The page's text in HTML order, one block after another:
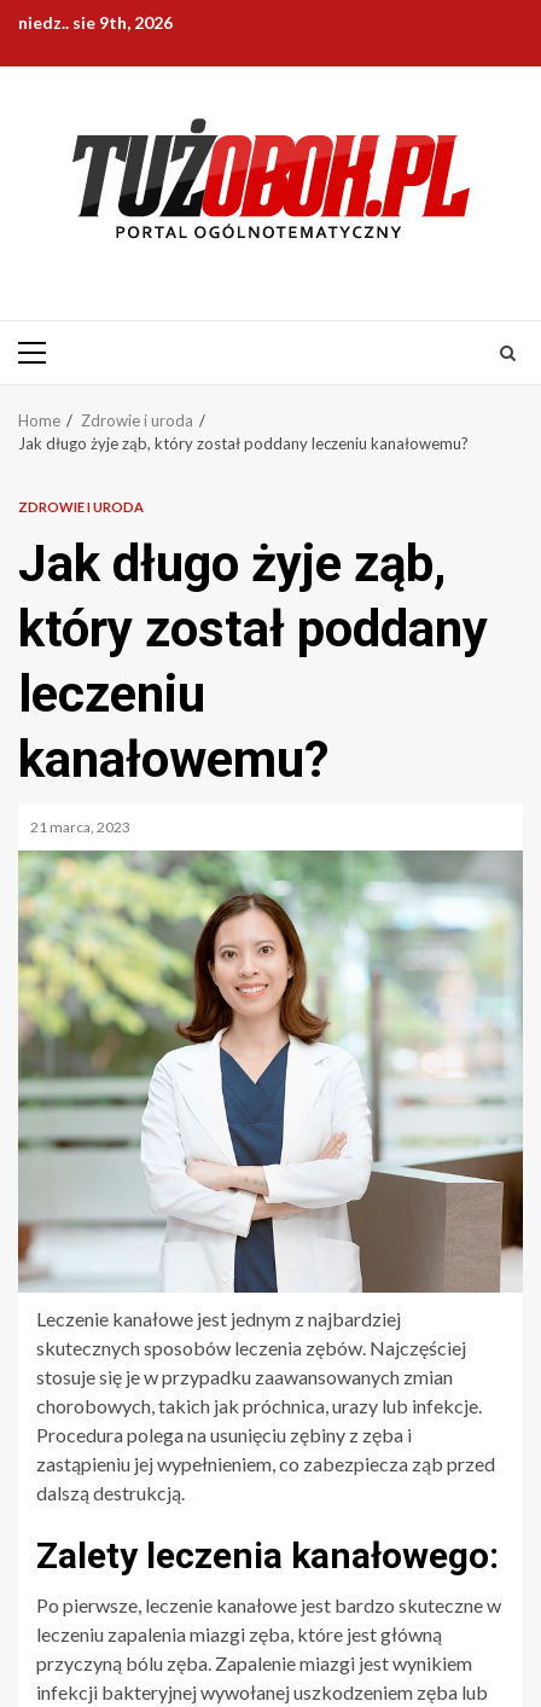
Skip
content
niedz.. sie 9th, 2026
Primary
Home
Zdrowie i uroda
Jak długo żyje ząb, który został poddany leczeniu kanałowemu?
ZDROWIE I URODA
Jak długo żyje ząb,
który został poddany
leczeniu
kanałowemu?
21 marca, 2023
Leczenie kanałowe jest jednym z najbardziej
skutecznych sposobów leczenia zębów. Najczęściej
stosuje się je w przypadku zaawansowanych zmian
chorobowych, takich jak próchnica, urazy lub infekcje.
Procedura polega na usunięciu zębiny z zęba i
zastąpieniu jej wypełnieniem, co zabezpiecza ząb przed
dalszą destrukcją.
Zalety leczenia kanałowego:
Po pierwsze, leczenie kanałowe jest bardzo skuteczne w
leczeniu zapalenia miazgi zęba, które jest główną
przyczyną bólu zęba. Zapalenie miazgi jest wynikiem
infekcji bakteryjnej wywołanej uszkodzeniem zęba lub